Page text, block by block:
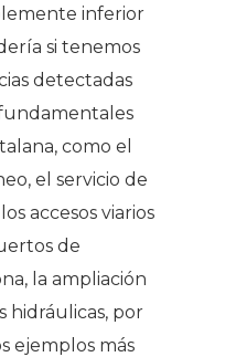
inferior
si tenemos
detectadas
como el
el servicio de
accesos viarios
de
la ampliación
hidráulicas, por
ejemplos más